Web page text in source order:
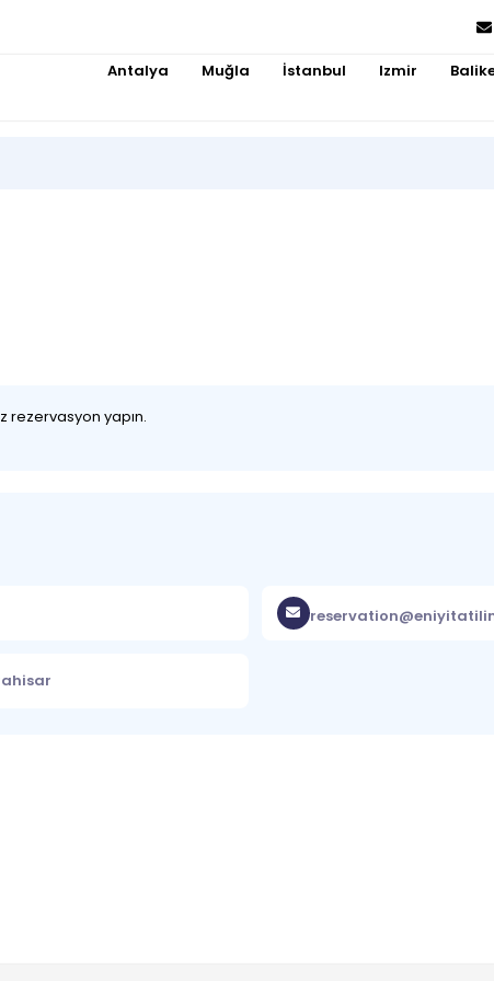
Antalya Muğla İstanbul Izmir
rezervasyon yapın.